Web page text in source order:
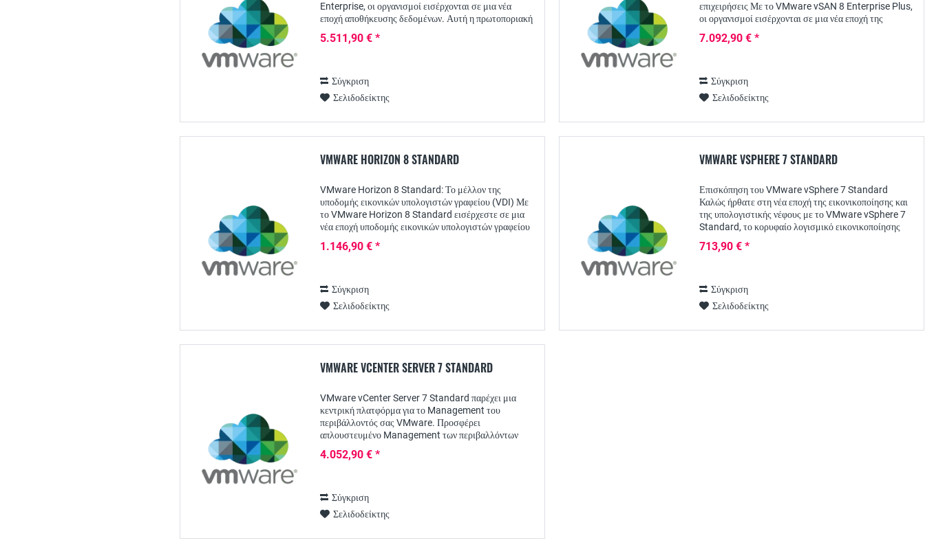
Enterprise, οι οργανισμοί εισέρχονται σε μια νέα
εποχή αποθήκευσης δεδομένων. Αυτή η πρωτοποριακή
5.511,90 € *
Σύγκριση
Σελιδοδείκτης
επιχειρήσεις Με το VMware vSAN 8 Enterprise Plus,
οι οργανισμοί εισέρχονται σε μια νέα εποχή της
αποθήκευσης που...
7.092,90 € *
Σύγκριση
Σελιδοδείκτης
VMWARE HORIZON 8 STANDARD
VMware Horizon 8 Standard: Το μέλλον της
υποδομής εικονικών υπολογιστών γραφείου (VDI) Με
το VMware Horizon 8 Standard εισέρχεστε σε μια
νέα εποχή υποδομής εικονικών υπολογιστών γραφείου
1.146,90 € *
Σύγκριση
Σελιδοδείκτης
VMWARE VSPHERE 7 STANDARD
Επισκόπηση του VMware vSphere 7 Standard
Καλώς ήρθατε στη νέα εποχή της εικονικοποίησης και
της υπολογιστικής νέφους με το VMware vSphere 7
Standard, το κορυφαίο λογισμικό εικονικοποίησης
713,90 € *
Σύγκριση
Σελιδοδείκτης
VMWARE VCENTER SERVER 7 STANDARD
VMware vCenter Server 7 Standard παρέχει μια
κεντρική πλατφόρμα για το Management του
περιβάλλοντός σας VMware. Προσφέρει
απλουστευμένο Management των περιβαλλόντων
ενισχυμένη ασφάλεια....
4.052,90 € *
Σύγκριση
Σελιδοδείκτης